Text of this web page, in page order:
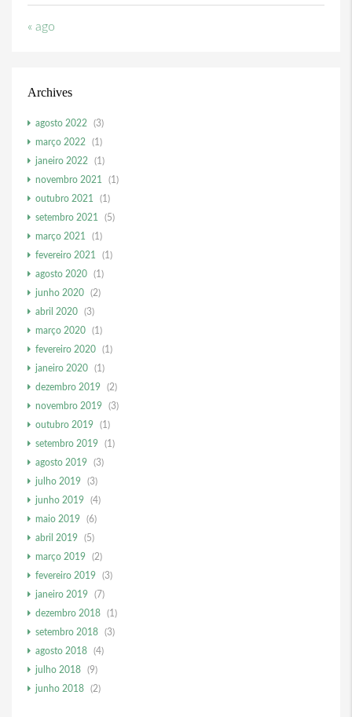
« ago
Archives
agosto 2022
(3)
março 2022
(1)
janeiro 2022
(1)
novembro 2021
(1)
outubro 2021
(1)
setembro 2021
(5)
março 2021
(1)
fevereiro 2021
(1)
agosto 2020
(1)
junho 2020
(2)
abril 2020
(3)
março 2020
(1)
fevereiro 2020
(1)
janeiro 2020
(1)
dezembro 2019
(2)
novembro 2019
(3)
outubro 2019
(1)
setembro 2019
(1)
agosto 2019
(3)
julho 2019
(3)
junho 2019
(4)
maio 2019
(6)
abril 2019
(5)
março 2019
(2)
fevereiro 2019
(3)
janeiro 2019
(7)
dezembro 2018
(1)
setembro 2018
(3)
agosto 2018
(4)
julho 2018
(9)
junho 2018
(2)